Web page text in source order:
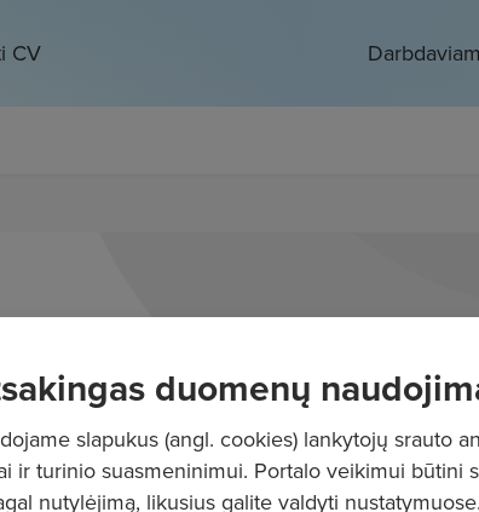
CV
duomenų
slapukus (angl. cookies) lankytojų srauto
ir turinio suasmeninimui. Portalo veikimui būtini
nutylėjimą, likusius galite valdyti